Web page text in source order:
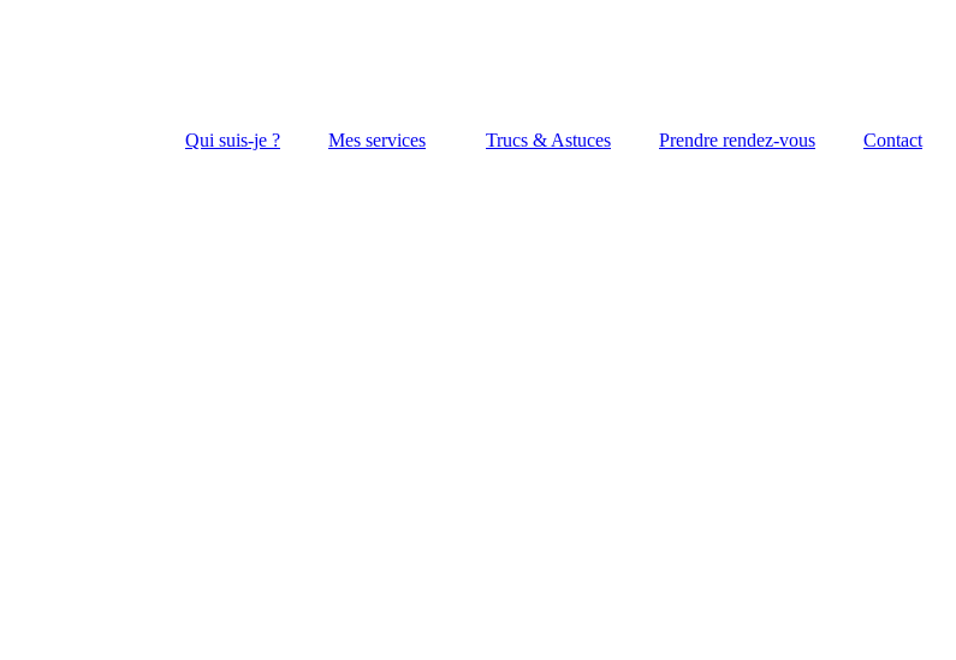
Qui suis-je ? Mes services Trucs & Astuces Prendre rendez-vous Contact